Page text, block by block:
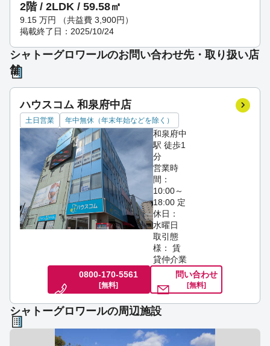
2階 / 2LDK / 59.58㎡
9.15 万円
（共益費 3,900円）
掲載終了日：2025/10/24
シャトーグロワールのお問い合わせ先・取り扱い店
舗
ハウスコム 和泉府中店
土日営業 年中無休（年末年始などを除く）
和泉府中
駅 徒歩1
分
営業時
間：
10:00～
18:00 定
休日：
水曜日
取引態
様： 賃
貸仲介業
0800-170-5561
[無料]
問い合わせ
[無料]
シャトーグロワールの周辺施設